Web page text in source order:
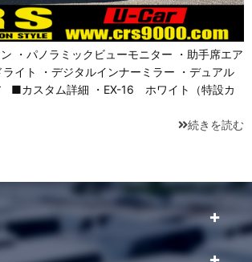
・パノラミックビューモニター ・助手席エア
イト ・デジタルインナーミラー ・デュアル
■カスタム詳細 ・EX-16 ホワイト（特設カ
続きを読む